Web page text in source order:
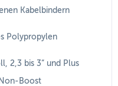
Kabelbindern
Polypropylen
2,3 bis 3“ und Plus
Boost